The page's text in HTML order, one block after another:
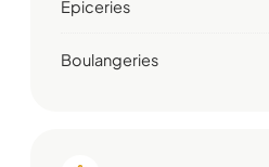
Épiceries
Boulangeries